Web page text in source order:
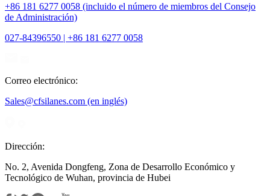
+86 181 6277 0058 (incluido el número de miembros del Consejo
de Administración)
027-84396550 | +86 181 6277 0058
Correo electrónico:
Sales@cfsilanes.com (en inglés)
Dirección:
No. 2, Avenida Dongfeng, Zona de Desarrollo Económico y
Tecnológico de Wuhan, provincia de Hubei